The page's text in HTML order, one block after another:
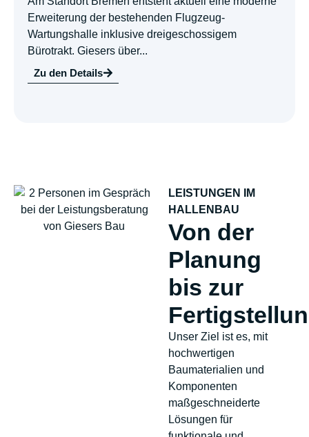
Erweiterung der bestehenden Flugzeug-
Wartungshalle inklusive dreigeschossigem
Bürotrakt. Giesers über...
Zu den Details
LEISTUNGEN IM
HALLENBAU
Von der
Planung
bis zur
Unser Ziel ist es, mit
hochwertigen
Baumaterialien und
Komponenten
maßgeschneiderte
Lösungen für